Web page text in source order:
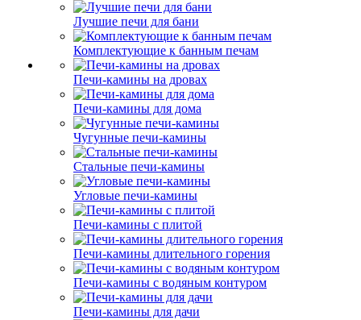
Лучшие печи для бани
Комплектующие к банным печам
Печи-камины на дровах
Печи-камины для дома
Чугунные печи-камины
Стальные печи-камины
Угловые печи-камины
Печи-камины с плитой
Печи-камины длительного горения
Печи-камины с водяным контуром
Печи-камины для дачи